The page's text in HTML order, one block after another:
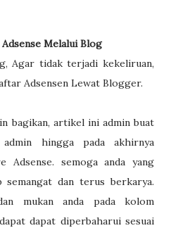
Melalui Blog
Agar tidak terjadi kekeliruan,
Adsensen Lewat Blogger.
bagikan, artikel ini admin buat
admin hingga pada akhirnya
Adsense. semoga anda yang
dan terus berkarya.
mukan anda pada kolom
dapat diperbaharui sesuai